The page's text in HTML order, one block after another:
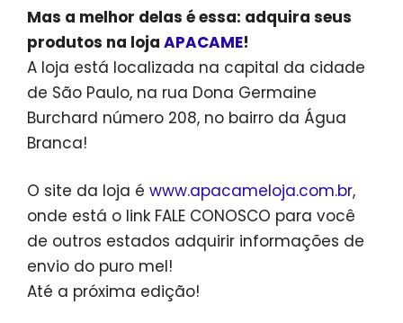
Mas a melhor delas é essa: adquira seus
produtos na loja APACAME!
A loja está localizada na capital da cidade
de São Paulo, na rua Dona Germaine
Burchard número 208, no bairro da Água
Branca!
O site da loja é www.apacameloja.com.br,
onde está o link FALE CONOSCO para você
de outros estados adquirir informações de
envio do puro mel!
Até a próxima edição!